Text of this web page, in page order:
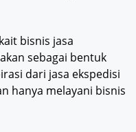
bisnis jasa
sebagai bentuk
dari jasa ekspedisi
hanya melayani bisnis